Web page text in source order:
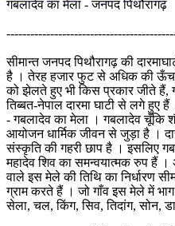
गबलादेव का मेला - जनपद पिथौरागढ़
सीमान्त जनपद पिथौरागढ़ की
है । तेरह हजार फुट से अधिक की
को झेलते हुए भी किस प्रकार जीते
तिब्बत-नेपाल दारमा घाटी से लगे हुए
- गबलादेव का मेला । गबलादेव चूँकि
आयोजन धार्मिक जीवन से जुड़ा है ।
संस्कृति की गहरी छाप है । इसलिए
महादेव शिव का समन्वयात्मक रुप हैं
वाले इस मेले की तिथि का निर्धारण
ग्राम करते हैं । जो गाँव इस मेले में भाग
सेला, चल, किंग, सिव, तिदांग, सोन,